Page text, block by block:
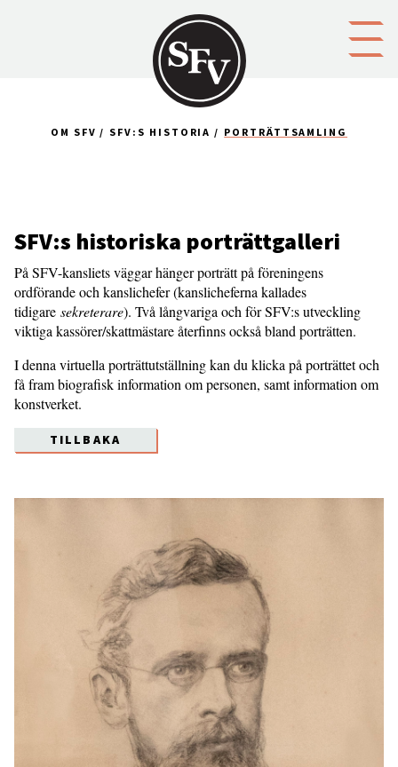
OM SFV SFV:S HISTORIA PORTRÄTTSAMLING
SFV:s historiska porträttgalleri
På SFV-kansliets väggar hänger porträtt på föreningens
ordförande och kanslichefer (kanslicheferna kallades
tidigare sekreterare). Två långvariga och för SFV:s utveckling
viktiga kassörer/skattmästare återfinns också bland porträtten.
I denna virtuella porträttutställning kan du klicka på porträttet och
få fram biografisk information om personen, samt information om
konstverket.
TILLBAKA